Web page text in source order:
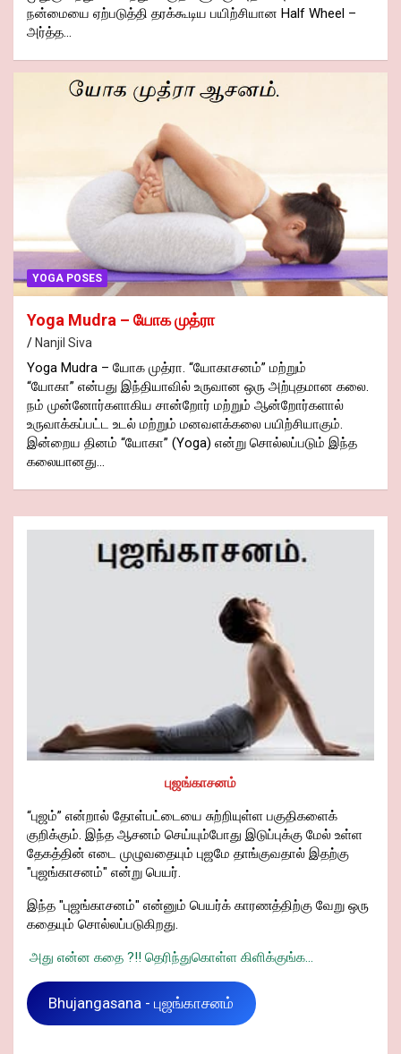
நன்மையை ஏற்படுத்தி தரக்கூடிய பயிற்சியான Half Wheel –
அர்த்த…
YOGA POSES
Yoga Mudra – யோக முத்ரா
Nanjil Siva
Yoga Mudra – யோக முத்ரா. “யோகாசனம்” மற்றும்
“யோகா” என்பது இந்தியாவில் உருவான ஒரு அற்புதமான கலை.
நம் முன்னோர்களாகிய சான்றோர் மற்றும் ஆன்றோர்களால்
உருவாக்கப்பட்ட உடல் மற்றும் மனவளக்கலை பயிற்சியாகும்.
இன்றைய தினம் “யோகா” (Yoga) என்று சொல்லப்படும் இந்த
கலையானது…
புஜங்காசனம்
“புஜம்” என்றால் தோள்பட்டையை சுற்றியுள்ள பகுதிகளைக்
குறிக்கும். இந்த ஆசனம் செய்யும்போது இடுப்புக்கு மேல் உள்ள
தேகத்தின் எடை முழுவதையும் புஜமே தாங்குவதால் இதற்கு
"புஜங்காசனம்" என்று பெயர்.
இந்த "புஜங்காசனம்" என்னும் பெயர்க் காரணத்திற்கு வேறு ஒரு
கதையும் சொல்லப்படுகிறது.
அது என்ன கதை ?!! தெரிந்துகொள்ள கிளிக்குங்க...
Bhujangasana - புஜங்காசனம்